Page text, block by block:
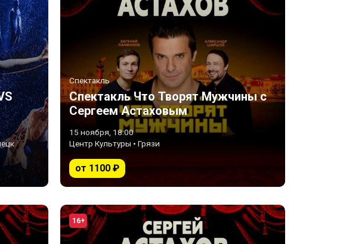
Спектакль
Спектакль Что Творят Мужчины с
Сергеем Астаховым
15 ноября, 18:00
Центр Культуры • Грязи
от 1100 ₽
16+